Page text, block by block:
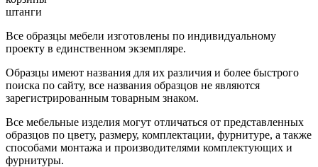
штанги
Все образцы мебели изготовлены по индивидуальному
проекту в единственном экземпляре.
Образцы имеют названия для их различия и более быстрого
поиска по сайту, все названия образцов не являются
зарегистрированным товарным знаком.
Все мебельные изделия могут отличаться от представленных
образцов по цвету, размеру, комплектации, фурнитуре, а также
способами монтажа и производителями комплектующих и
фурнитуры.